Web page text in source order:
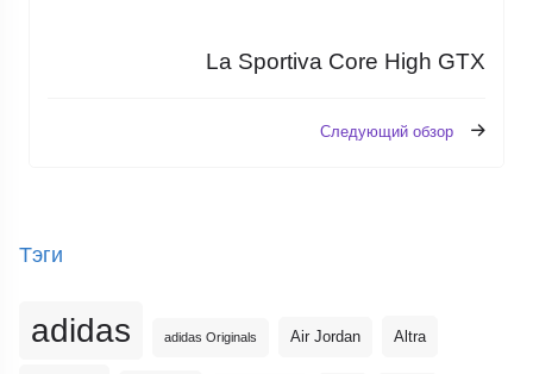
La Sportiva Core High GTX
Следующий обзор
Тэги
adidas adidas Originals Air Jordan Altra